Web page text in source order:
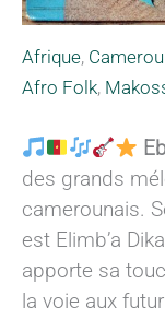
Afrique,
Afro Folk,
des grands
camerounais.
est Elimb’a
apporte sa
la voie aux